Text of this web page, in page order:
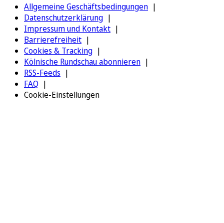
Allgemeine Geschäftsbedingungen
Datenschutzerklärung
Impressum und Kontakt
Barrierefreiheit
Cookies & Tracking
Kölnische Rundschau abonnieren
RSS-Feeds
FAQ
Cookie-Einstellungen